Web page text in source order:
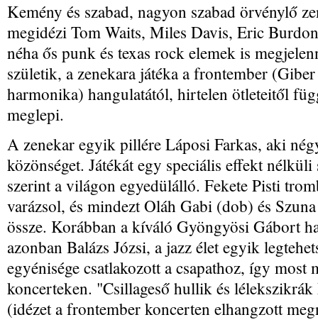
Kemény és szabad, nagyon szabad örvénylő
megidézi Tom Waits, Miles Davis, Eric
néha ős punk és texas rock elemek is
születik, a zenekara játéka a frontember
harmonika) hangulatától, hirtelen ötleteitől
meglepi.
A zenekar egyik pillére Láposi Farkas, aki
közönséget. Játékát egy speciális effekt
szerint a világon egyedülálló. Fekete Pisti
varázsol, és mindezt Oláh Gabi (dob) és
össze. Korábban a kíváló Gyöngyösi Gábort
azonban Balázs Józsi, a jazz élet egyik
egyénisége csatlakozott a csapathoz, így most
koncerteken. "Csillageső hullik és
(idézet a frontember koncerten elhangzott